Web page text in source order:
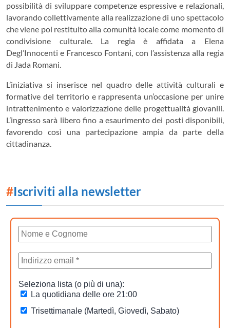
possibilità di sviluppare competenze espressive e relazionali,
lavorando collettivamente alla realizzazione di uno spettacolo
che viene poi restituito alla comunità locale come momento di
condivisione culturale. La regia è affidata a Elena
Degl’Innocenti e Francesco Fontani, con l’assistenza alla regia
di Jada Romani.
L’iniziativa si inserisce nel quadro delle attività culturali e
formative del territorio e rappresenta un’occasione per unire
intrattenimento e valorizzazione delle progettualità giovanili.
L’ingresso sarà libero fino a esaurimento dei posti disponibili,
favorendo così una partecipazione ampia da parte della
cittadinanza.
#Iscriviti alla newsletter